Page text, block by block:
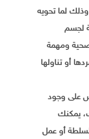
لما تحويه
لجسم
ومهمة
أو تناولها
على وجود
يمكنك
أو عمل